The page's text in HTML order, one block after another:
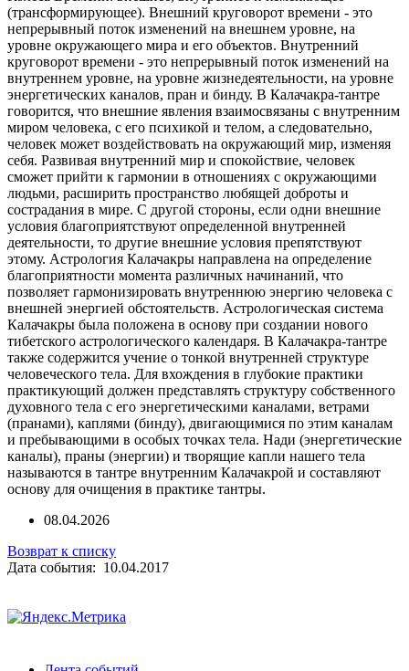
(трансформирующее). Внешний круговорот времени - это
непрерывный поток изменений на внешнем уровне, на
уровне окружающего мира и его объектов. Внутренний
круговорот времени - это непрерывный поток изменений на
внутреннем уровне, на уровне жизнедеятельности, на уровне
энергетических каналов, пран и бинду. В Калачакра-тантре
говорится, что внешние явления взаимосвязаны с внутренним
миром человека, с его психикой и телом, а следовательно,
человек может воздействовать на окружающий мир, изменяя
себя. Развивая внутренний мир и спокойствие, человек
сможет прийти к гармонии в отношениях с окружающими
людьми, расширить пространство любящей доброты и
сострадания в мире. С другой стороны, если одни внешние
условия благоприятствуют определенной внутренней
деятельности, то другие внешние условия препятствуют
этому. Астрология Калачакры направлена на определение
благоприятности момента различных начинаний, что
позволяет гармонизировать внутреннюю энергию человека с
внешней энергией обстоятельств. Астрологическая система
Калачакpы была положена в основу при создании нового
тибетского астрологического календаря. В Калачакра-тантре
также содержится учение о тонкой внутренней структуре
человеческого тела. Для вхождения в глубокие практики
практикующий должен представлять структуру собственного
духовного тела с его энергетическими каналами, ветрами
(пранами), каплями (бинду), двигающимися по этим каналам
и пребывающими в особых точках тела. Нади (энергетические
каналы), праны (энергии) и творящие капли нашего тела
называются в тантре внутренним Калачакрой и составляют
основу для очищения в практике тантры.
08.04.2026
Возврат к списку
Дата события: 10.04.2017